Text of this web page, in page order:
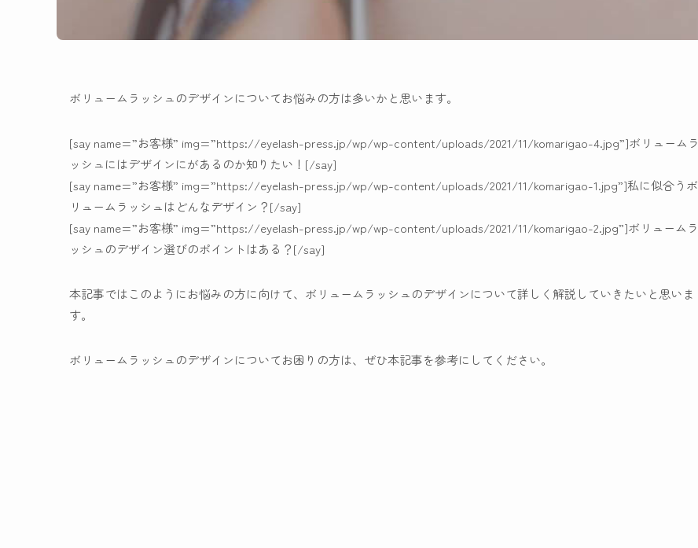
ボリュームラッシュのデザインについてお悩みの方は多いかと思います。
[say name=”お客様” img=”https://eyelash-press.jp/wp/wp-content/uploads/2021/11/komarigao-4.jpg”]ボリュームラ
ッシュにはデザインにがあるのか知りたい！[/say]
[say name=”お客様” img=”https://eyelash-press.jp/wp/wp-content/uploads/2021/11/komarigao-1.jpg”]私に似合うボ
リュームラッシュはどんなデザイン？[/say]
[say name=”お客様” img=”https://eyelash-press.jp/wp/wp-content/uploads/2021/11/komarigao-2.jpg”]ボリュームラ
ッシュのデザイン選びのポイントはある？[/say]
本記事ではこのようにお悩みの方に向けて、 ボリュームラッシュのデザインについて詳しく解説していきたいと思いま
す。
ボリュームラッシュのデザインについてお困りの方は、ぜひ本記事を参考にしてください。